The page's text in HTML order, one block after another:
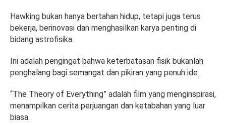
Hawking bukan hanya bertahan hidup, tetapi juga terus
bekerja, berinovasi dan menghasilkan karya penting di
bidang astrofisika.
Ini adalah pengingat bahwa keterbatasan fisik bukanlah
penghalang bagi semangat dan pikiran yang penuh ide.
“The Theory of Everything” adalah film yang menginspirasi,
menampilkan cerita perjuangan dan ketabahan yang luar
biasa.